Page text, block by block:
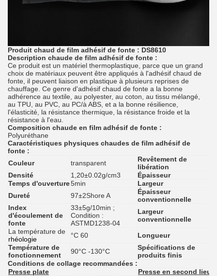
Produit chaud de film adhésif de fonte : DS8610
Description chaude de film adhésif de fonte :
Ce produit est un matériel thermoplastique, parce que un grand
choix de matériaux peuvent être appliqués à l'adhésif chaud de
fonte, il peuvent liaison en plastique à plusieurs reprises de
chauffage. Ce genre d'adhésif chaud de fonte a la bonne
adhérence au textile, au polyester, au coton, au tissu mélangé,
au TPU, au PVC, au PC/à ABS, et a la bonne résilience,
l'élasticité, la résistance thermique, la résistance froide et la
résistance à l'eau.
Composition chaude en film adhésif de fonte :
Polyuréthane
Caractéristiques physiques chaudes de film adhésif de
fonte :
Couleur
transparent
Revêtement de
libération
Densité
1,20±0.02g/cm3 Épaisseur
Temps d'ouverture5min Largeur
Dureté
97±2Shore A
Épaisseur
conventionnelle
Index
d'écoulement de
fonte
33±5g/10min ;
Condition :
ASTMD1238-04
Largeur
conventionnelle
La température de
rhéologie
°C 60 Longueur
Température de
fonctionnement
90°C -130°C
Spécifications de
produits finis
Conditions de collage recommandées :
Presse plate
Presse en second lieu